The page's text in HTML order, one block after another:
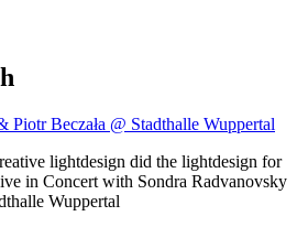
lightdesign did the lightdesign for
in Concert with Sondra Radvanovsky
Wuppertal